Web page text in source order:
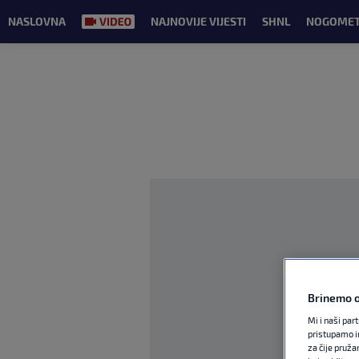
NASLOVNA NAJNOVIJE VIJESTI SHNL
Brinemo
Mi i naši
pristupamo
za čije